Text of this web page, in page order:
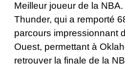
Meilleur joueur de la
Thunder, qui a remporté
parcours impressionnant
Ouest, permettant à
retrouver la finale de la